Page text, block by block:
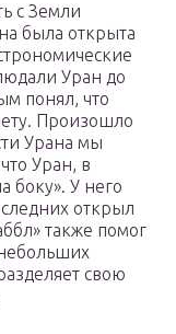
с Земли
была открыта
Уран до
понял, что
Произошло
Урана мы
Уран, в
боку». У него
открыл
также помог
свою